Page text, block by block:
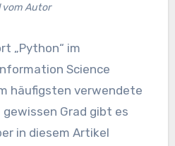
vom Autor
„Python“ im
Science
häufigsten verwendete
Grad gibt es
in diesem Artikel